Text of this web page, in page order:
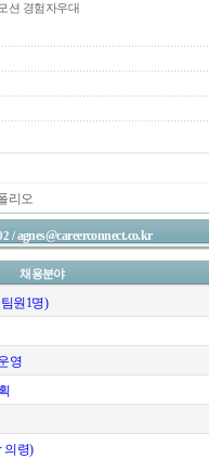
로모션 경험자우대
리오
/agnes@careerconnect.co.kr
채용분야
원1명)
영
의령)